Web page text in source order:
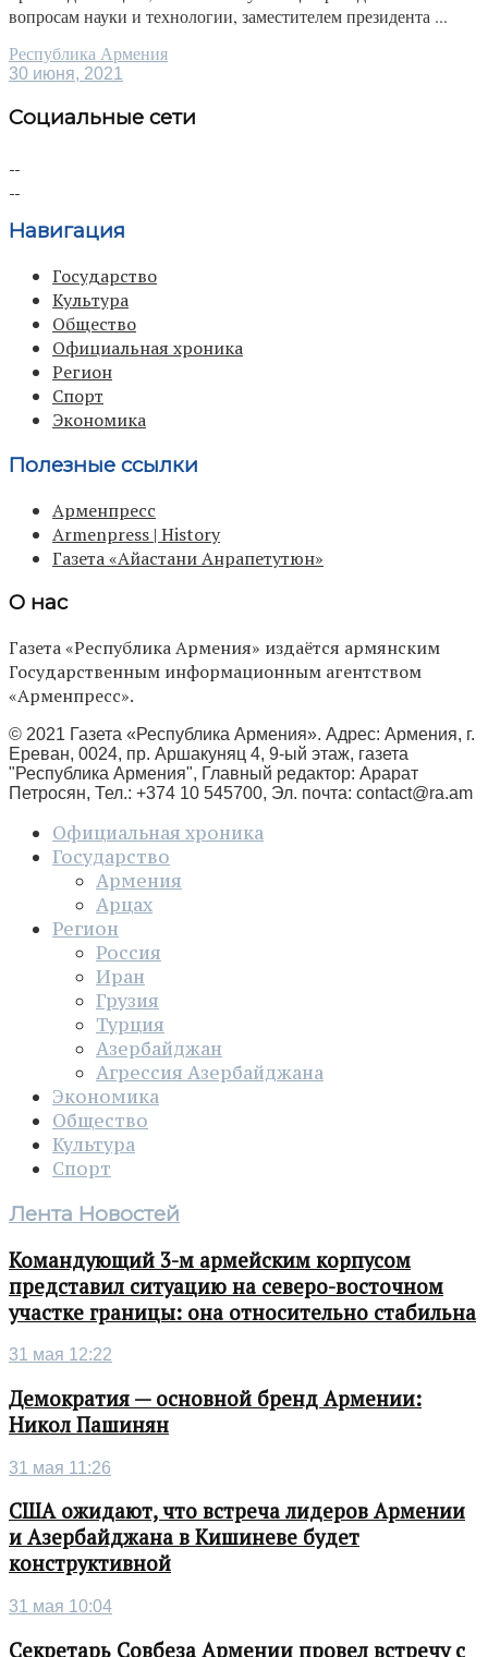
вопросам науки и технологии, заместителем президента ...
Республика Армения
30 июня, 2021
Социальные сети
Навигация
Государство
Культура
Общество
Официальная хроника
Регион
Спорт
Экономика
Полезные ссылки
Арменпресс
Armenpress | History
Газета «Айастани Анрапетутюн»
О нас
Газета «Республика Армения» издаётся армянским
Государственным информационным агентством
«Арменпресс».
© 2021 Газета «Республика Армения». Адрес: Армения, г.
Ереван, 0024, пр. Аршакуняц 4, 9-ый этаж, газета
"Республика Армения", Главный редактор: Арарат
Петросян, Тел.: +374 10 545700, Эл. почта: contact@ra.am
Официальная хроника
Государство
Армения
Арцах
Регион
Россия
Иран
Грузия
Турция
Азербайджан
Агрессия Азербайджана
Экономика
Общество
Культура
Спорт
Лента Новостей
Командующий 3-м армейским корпусом
представил ситуацию на северо-восточном
участке границы: она относительно стабильна
31 мая 12:22
Демократия — основной бренд Армении:
Никол Пашинян
31 мая 11:26
США ожидают, что встреча лидеров Армении
и Азербайджана в Кишиневе будет
конструктивной
31 мая 10:04
Секретарь Совбеза Армении провел встречу с